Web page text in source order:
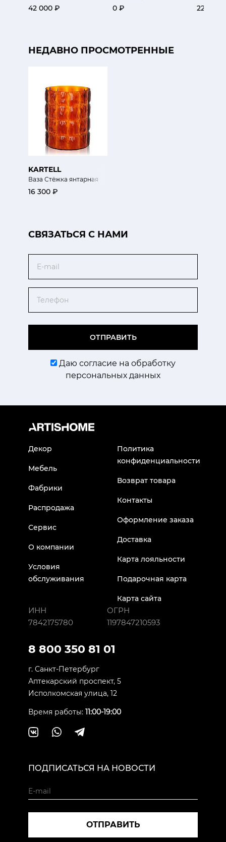
42 000 ₽ 0 ₽ 22 900
НЕДАВНО ПРОСМОТРЕННЫЕ
KARTELL
Ваза Стёжка янтарная
16 300 ₽
CВЯЗАТЬСЯ С НАМИ
ОТПРАВИТЬ
Даю согласие на обработку
персональных данных
Декор
Мебель
Фабрики
Распродажа
Сервис
О компании
Условия
обслуживания
Политика
конфиденциальности
Возврат товара
Контакты
Оформление заказа
Доставка
Карта лояльности
Подарочная карта
Карта сайта
ИНН
7842175780
ОГРН
1197847210593
8 800 350 81 01
г. Санкт-Петербург
Аптекарский проспект, 5
Исполкомская улица, 12
Время работы: 11:00-19:00
ПОДПИСАТЬСЯ НА НОВОСТИ
ОТПРАВИТЬ